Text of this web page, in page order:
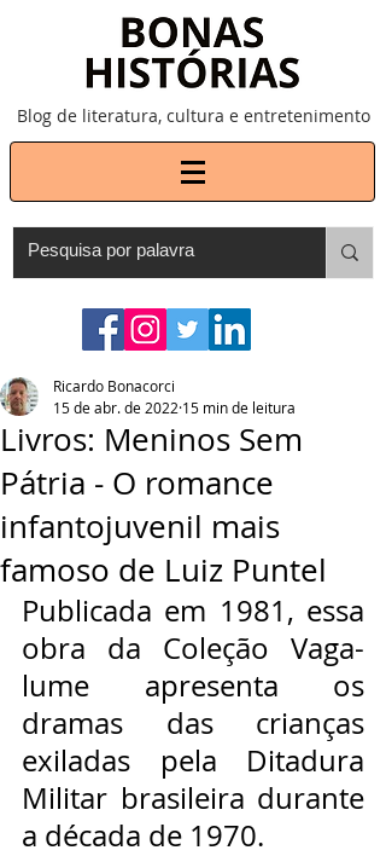
Blog de literatura, cultura e entretenimento
Livros: Meninos Sem
Pátria - O romance
infantojuvenil mais
famoso de Luiz Puntel
Ricardo Bonacorci
15 de abr. de 2022 15 min de leitura
Publicada em 1981, essa
obra da Coleção Vaga-
lume apresenta os
dramas das crianças
exiladas pela Ditadura
Militar brasileira durante
a década de 1970.